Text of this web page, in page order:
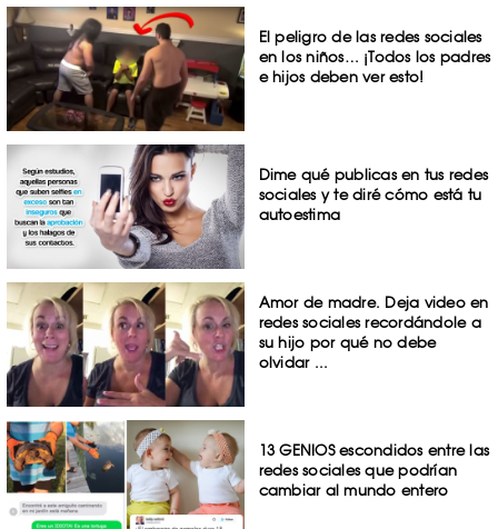
El peligro de las redes sociales
en los niños… ¡Todos los padres
e hijos deben ver esto!
Dime qué publicas en tus redes
sociales y te diré cómo está tu
autoestima
Amor de madre. Deja video en
redes sociales recordándole a
su hijo por qué no debe
olvidar ...
13 GENIOS escondidos entre las
redes sociales que podrían
cambiar al mundo entero